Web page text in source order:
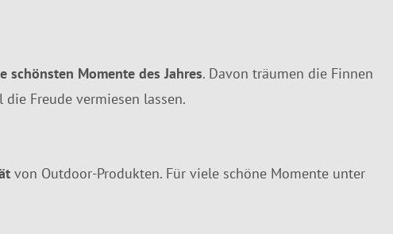
schönsten Momente des Jahres. Davon träumen die Finnen
Freude vermiesen lassen.
von Outdoor-Produkten. Für viele schöne Momente unter